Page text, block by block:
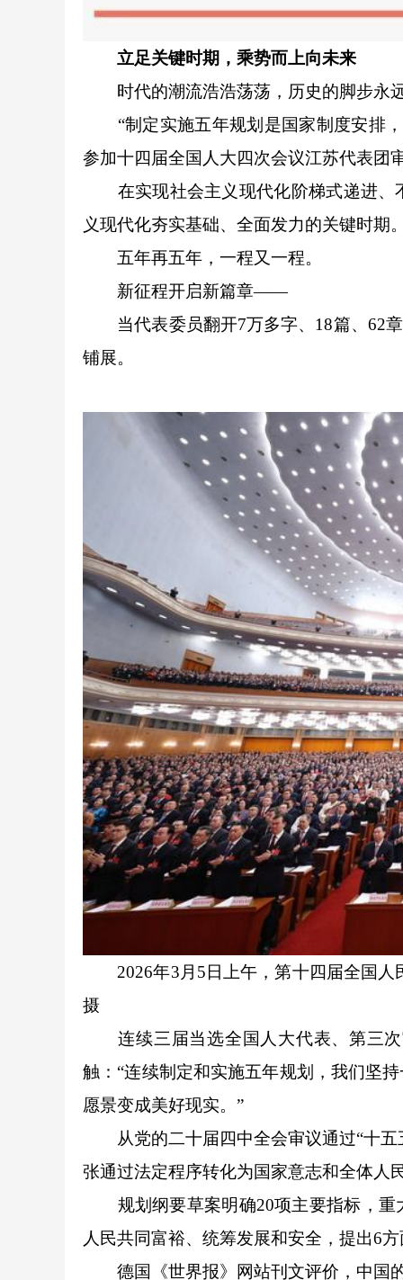
立足关键时期，乘势而上向未来
时代的潮流浩浩荡荡，历史的脚步永远
“制定实施五年规划是国家制度安排，
参加十四届全国人大四次会议江苏代表团
在实现社会主义现代化阶梯式递进、
义现代化夯实基础、全面发力的关键时期。
五年再五年，一程又一程。
新征程开启新篇章——
当代表委员翻开7万多字、18篇、62章
铺展。
2026年3月5日上午，第十四届全国人
摄
连续三届当选全国人大代表、第三次
触：“连续制定和实施五年规划，我们坚
愿景变成美好现实。”
从党的二十届四中全会审议通过“十五
张通过法定程序转化为国家意志和全体人
规划纲要草案明确20项主要指标，重
人民共同富裕、统筹发展和安全，提出6方
德国《世界报》网站刊文评价，中国的